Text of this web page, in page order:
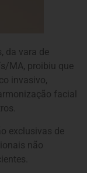
da vara de
MA, proibiu que
invasivo,
facial
exclusivas de
não